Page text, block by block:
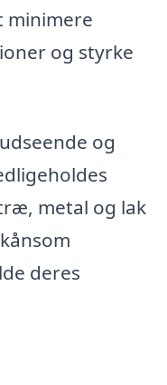
minimere
og styrke
og
metal og lak
deres